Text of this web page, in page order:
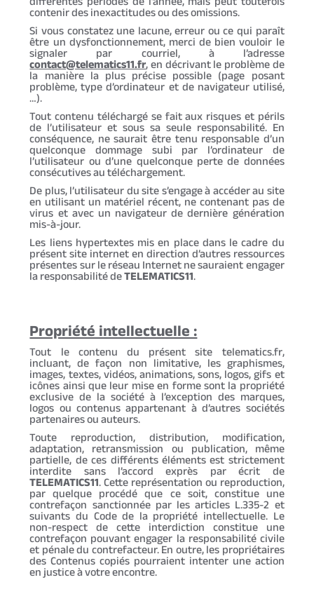
contenir des inexactitudes ou des omissions.
Si vous constatez une lacune, erreur ou ce qui paraît
être un dysfonctionnement, merci de bien vouloir le
signaler par courriel, à l’adresse
contact@telematics11.fr, en décrivant le problème de
la manière la plus précise possible (page posant
problème, type d’ordinateur et de navigateur utilisé,
…).
Tout contenu téléchargé se fait aux risques et périls
de l’utilisateur et sous sa seule responsabilité. En
conséquence, ne saurait être tenu responsable d’un
quelconque dommage subi par l’ordinateur de
l’utilisateur ou d’une quelconque perte de données
consécutives au téléchargement.
De plus, l’utilisateur du site s’engage à accéder au site
en utilisant un matériel récent, ne contenant pas de
virus et avec un navigateur de dernière génération
mis-à-jour.
Les liens hypertextes mis en place dans le cadre du
présent site internet en direction d’autres ressources
présentes sur le réseau Internet ne sauraient engager
la responsabilité deTELEMATICS11.
Propriété intellectuelle :
Tout le contenu du présent site telematics.fr,
incluant, de façon non limitative, les graphismes,
images, textes, vidéos, animations, sons, logos, gifs et
icônes ainsi que leur mise en forme sont la propriété
exclusive de la société à l’exception des marques,
logos ou contenus appartenant à d’autres sociétés
partenaires ou auteurs.
Toute reproduction, distribution, modification,
adaptation, retransmission ou publication, même
partielle, de ces différents éléments est strictement
interdite sans l’accord exprès par écrit de
TELEMATICS11. Cette représentation ou reproduction,
par quelque procédé que ce soit, constitue une
contrefaçon sanctionnée par les articles L.335-2 et
suivants du Code de la propriété intellectuelle. Le
non-respect de cette interdiction constitue une
contrefaçon pouvant engager la responsabilité civile
et pénale du contrefacteur. En outre, les propriétaires
des Contenus copiés pourraient intenter une action
en justice à votre encontre.